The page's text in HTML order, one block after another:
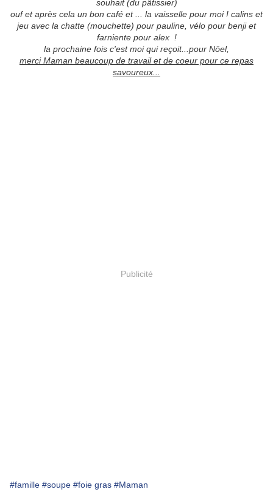
souhait (du pâtissier)
ouf et après cela un bon café et ... la vaisselle pour moi ! calins et
jeu avec la chatte (mouchette) pour pauline, vélo pour benji et
farniente pour alex !
la prochaine fois c'est moi qui reçoit...pour Nöel,
merci Maman beaucoup de travail et de coeur pour ce repas
savoureux...
Publicité
#famille #soupe #foie gras #Maman